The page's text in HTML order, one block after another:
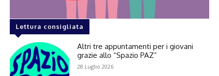
Lettura consigliata
Altri tre appuntamenti per i giovani
grazie allo “Spazio PAZ”
28 Luglio 2026